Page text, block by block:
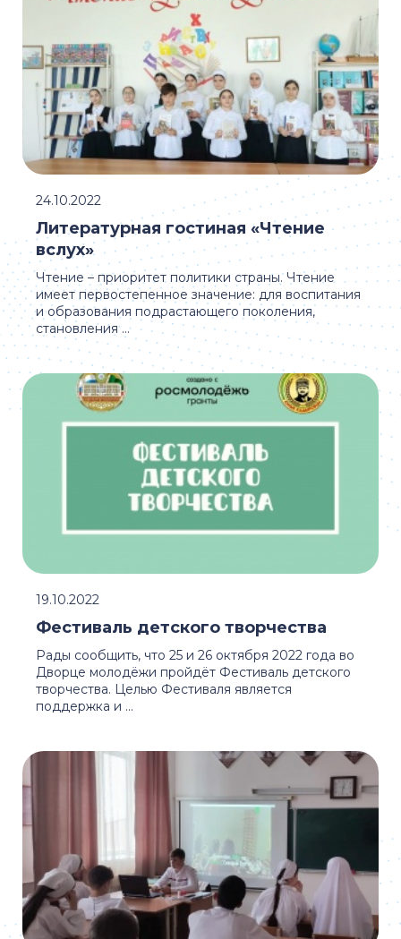
Чтение – приоритет политики страны. Чтение
имеет первостепенное значение: для воспитания
и образования подрастающего поколения,
становления ...
Литературная гостиная «Чтение
вслух»
24.10.2022
Рады сообщить, что 25 и 26 октября 2022 года во
Дворце молодёжи пройдёт Фестиваль детского
творчества. Целью Фестиваля является
поддержка и ...
Фестиваль детского творчества
19.10.2022